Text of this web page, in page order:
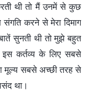
थी तो मैं उनमें से कुछ
करने से मेरा दिमाग
सुनती थी तो मुझे बहुत
इस कर्तव्य के लिए सबसे
मूल्य सबसे अच्छी तरह से
था।